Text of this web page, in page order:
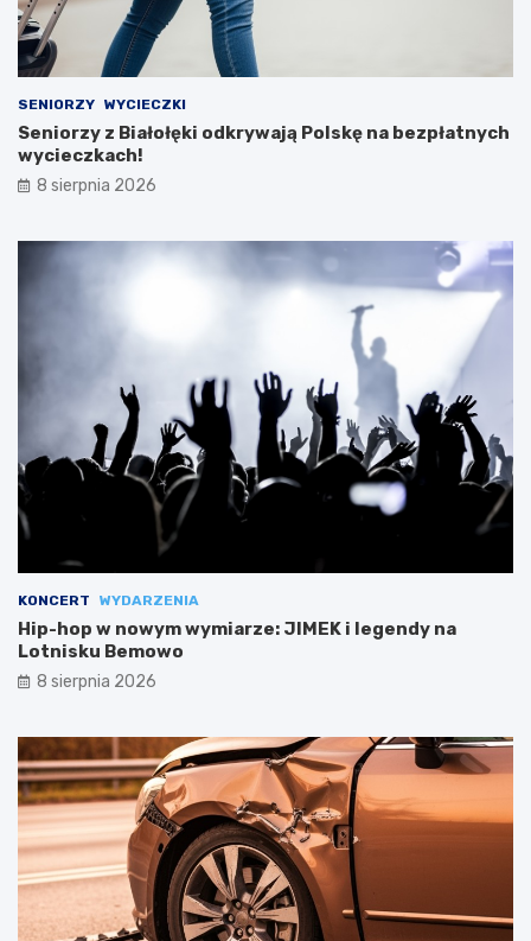
SENIORZY WYCIECZKI
Seniorzy z Białołęki odkrywają Polskę na bezpłatnych
wycieczkach!
8 sierpnia 2026
KONCERT WYDARZENIA
Hip-hop w nowym wymiarze: JIMEK i legendy na
Lotnisku Bemowo
8 sierpnia 2026